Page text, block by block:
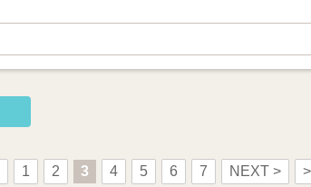
1 2 3 4 5 6 7 NEXT >